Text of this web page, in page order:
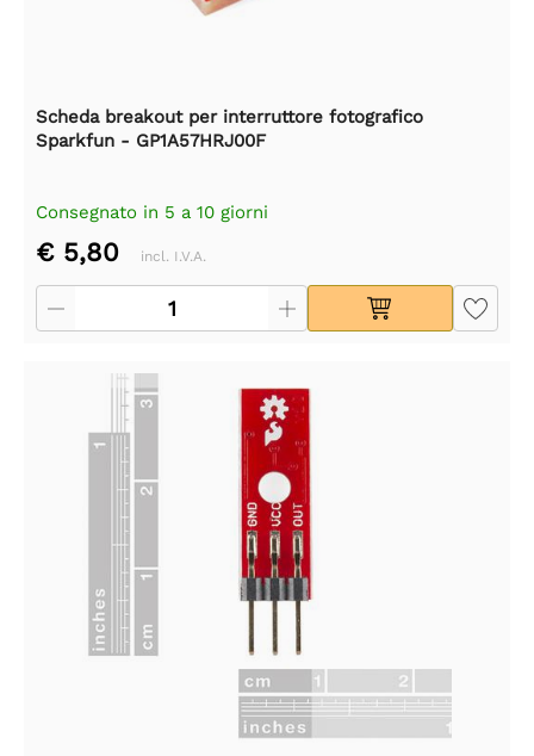
Scheda breakout per interruttore fotografico
Sparkfun - GP1A57HRJ00F
Consegnato in 5 a 10 giorni
€ 5,80 incl. I.V.A.